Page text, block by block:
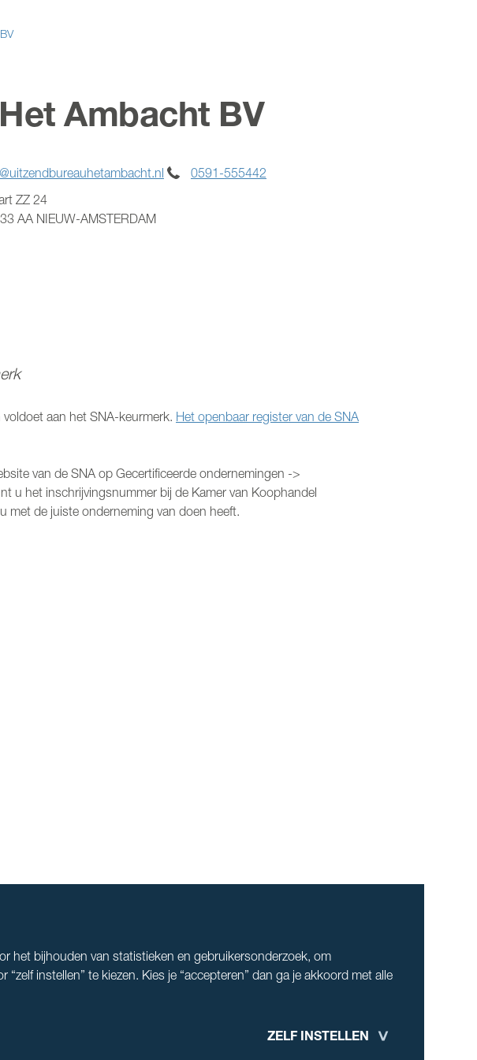
Ambacht BV
ZZ 24
AA NIEUW-AMSTERDAM
0591-555442
aan het SNA-keurmerk. Het openbaar register van de SNA
van de SNA op Gecertificeerde ondernemingen ->
u het inschrijvingsnummer bij de Kamer van Koophandel
met de juiste onderneming van doen heeft.
het bijhouden van statistieken en gebruikersonderzoek, om
instellen” te kiezen. Kies je “accepteren” dan ga je akkoord met alle
ZELF INSTELLEN